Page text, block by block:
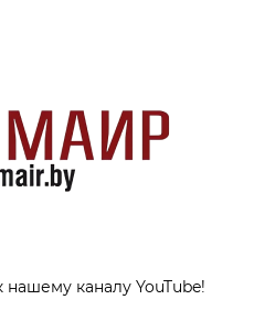
каналу YouTube!